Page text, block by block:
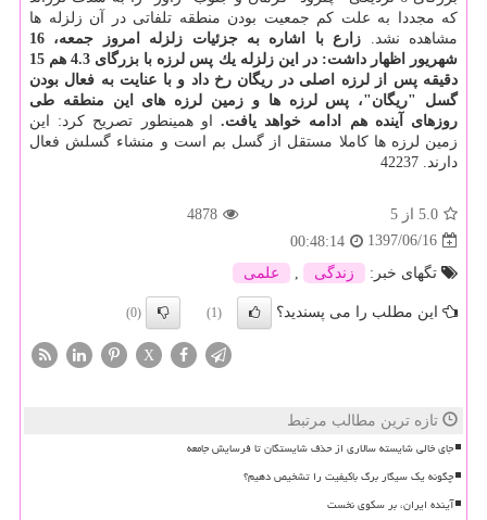
كه مجددا به علت كم جمعیت بودن منطقه تلفاتی در آن زلزله ها
مشاهده نشد.
زارع با اشاره به جزئیات زلزله امروز جمعه، 16
شهریور اظهار داشت: در این زلزله یك پس لرزه با بزرگای 4.3 هم 15
دقیقه پس از لرزه اصلی در ریگان رخ داد و با عنایت به فعال بودن
گسل "ریگان"، پس لرزه ها و زمین لرزه های این منطقه طی
روزهای آینده هم ادامه خواهد یافت. او همینطور تصریح كرد: این
زمین لرزه ها كاملا مستقل از گسل بم است و منشاء گسلش فعال
دارند. 42237
5.0 از 5
4878
1397/06/16
00:48:14
تگهای خبر:
زندگی علمی
این مطلب را می پسندید؟ (1)
(0)
X
تازه ترین مطالب مرتبط
جای خالی شایسته سالاری از حذف شایستگان تا فرسایش جامعه
چگونه یک سیگار برگ باکیفیت را تشخیص دهیم؟
آینده ایران، بر سکوی نخست